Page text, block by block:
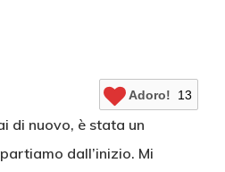
Adoro! 13
di nuovo, è stata un
dall’inizio. Mi